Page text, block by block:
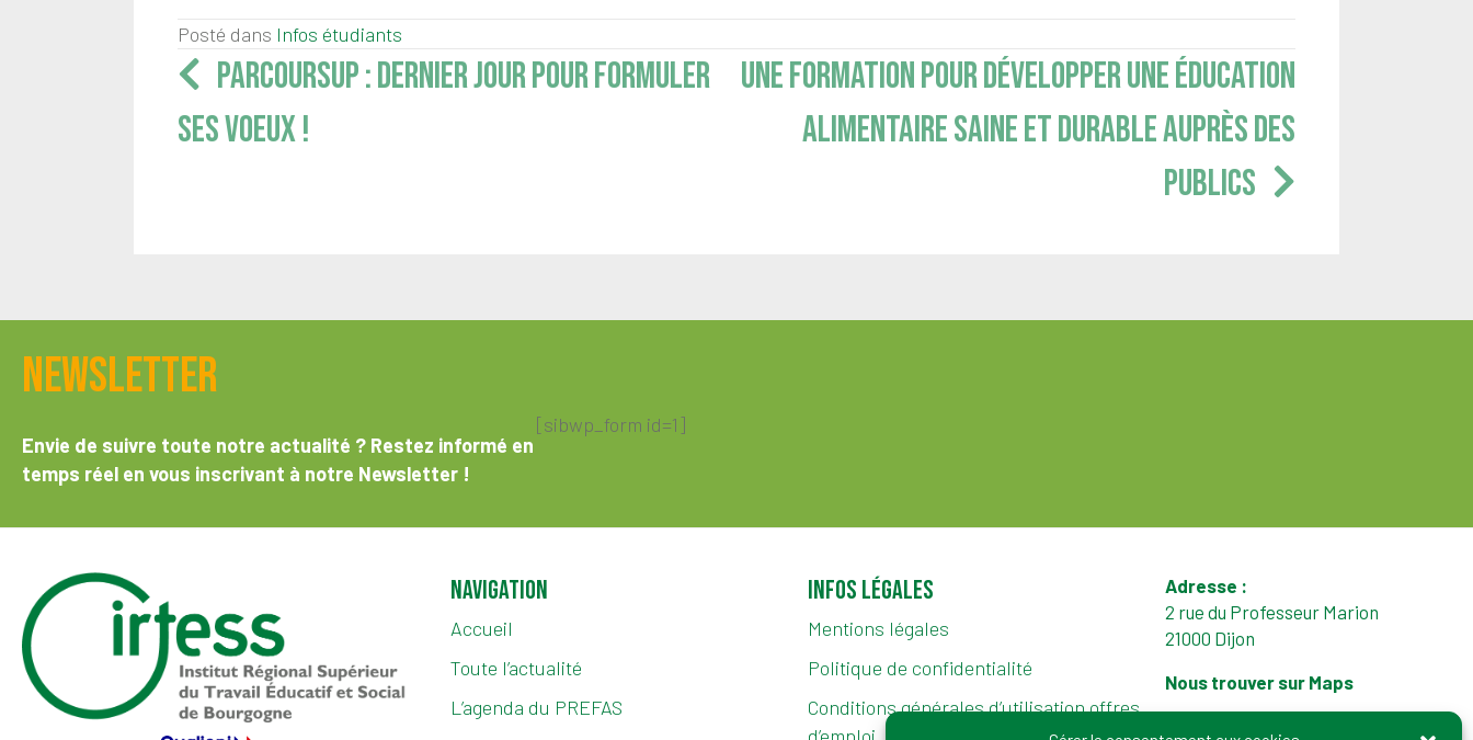
Posté dans Infos étudiants
Navigation
articles
PARCOURSUP : DERNIER JOUR POUR FORMULER
SES VOEUX !
UNE FORMATION POUR DÉVELOPPER UNE ÉDUCATION
ALIMENTAIRE SAINE ET DURABLE AUPRÈS DES
PUBLICS
Newsletter
Envie de suivre toute notre actualité ? Restez informé en
temps réel en vous inscrivant à notre Newsletter !
[sibwp_form id=1]
Navigation
Accueil
Toute l’actualité
L’agenda du PREFAS
Infos légales
Mentions légales
Politique de confidentialité
Conditions générales d’utilisation offres
Adresse :
2 rue du Professeur Marion
21000 Dijon
Nous trouver sur Maps